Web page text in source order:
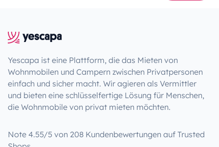
Yescapa ist eine Plattform, die das Mieten von
Wohnmobilen und Campern zwischen Privatpersonen
einfach und sicher macht. Wir agieren als Vermittler
und bieten eine schlüsselfertige Lösung für Menschen,
die Wohnmobile von privat mieten möchten.
Note 4.55/5 von 208 Kundenbewertungen auf Trusted